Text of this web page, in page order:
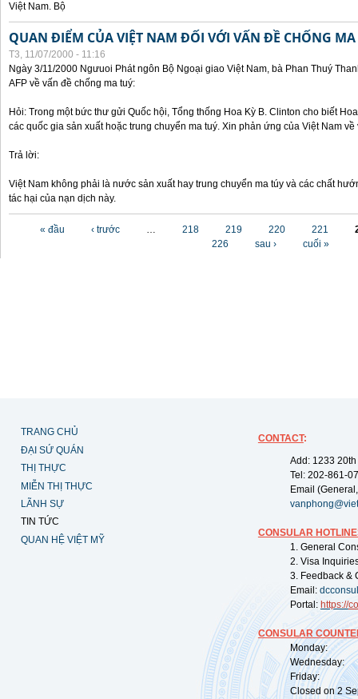
Việt Nam. Bộ
QUAN ĐIỂM CỦA VIỆT NAM ĐỐI VỚI VẤN ĐỀ CHỐNG MA
T3, 11/07/2000 - 11:16
Ngày 3/11/2000 Ngưuoi Phát ngôn Bộ Ngoại giao Việt Nam, bà Phan Thuý
AFP về vấn đề chống ma tuý:
Hỏi: Trong một bức thư gửi Quốc hội, Tổng thống Hoa Kỳ B. Clinton cho biết
các quốc gia sản xuất hoặc trung chuyển ma tuý. Xin phản ứng của Việt Nam về
Trả lời:
Việt Nam không phải là nước sản xuất hay trung chuyển ma túy và các chất
tác hại của nạn dịch này.
« đầu ‹ trước … 218 219 220 221
226
sau › cuối »
TRANG CHỦ
ĐẠI SỨ QUÁN
THỊ THỰC
MIỄN THỊ THỰC
LÃNH SỰ
TIN TỨC
QUAN HỆ VIỆT MỸ
CONTACT:
Add: 1233
Tel: 202-861-
Email
CONSULAR
1. General
2. Visa
3. Feedback &
Email:
Portal: https://
CONSULAR
Monday:
Wednesday:
Friday:
Closed on 2